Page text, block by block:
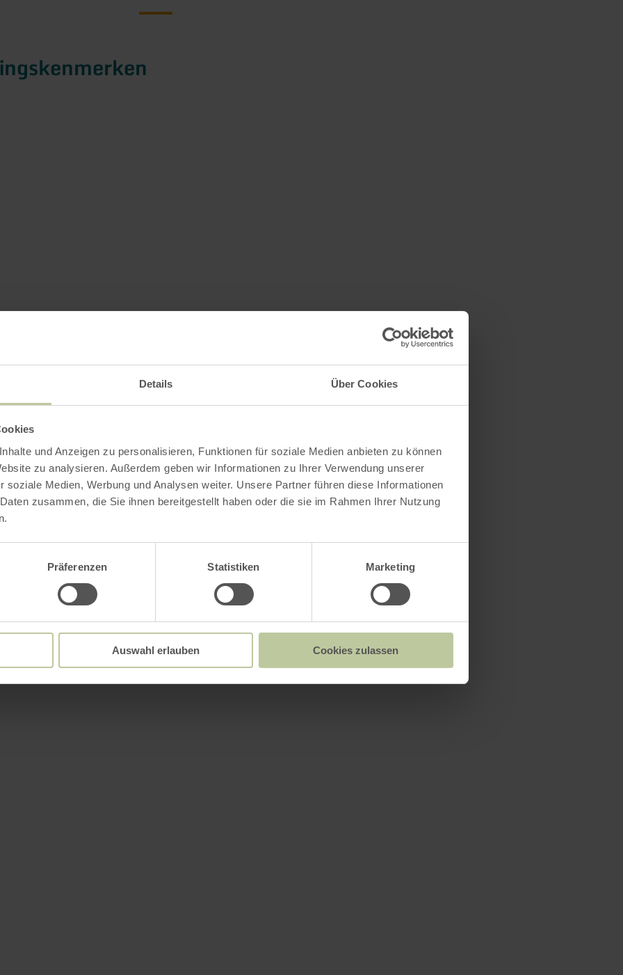
Details Über Cookies
und Anzeigen zu personalisieren, Funktionen für soziale Medien anbieten zu können
zu analysieren. Außerdem geben wir Informationen zu Ihrer Verwendung unserer
soziale Medien, Werbung und Analysen weiter. Unsere Partner führen diese Informationen
zusammen, die Sie ihnen bereitgestellt haben oder die sie im Rahmen Ihrer Nutzung
Präferenzen Statistiken Marketing
Auswahl erlauben Cookies zulassen